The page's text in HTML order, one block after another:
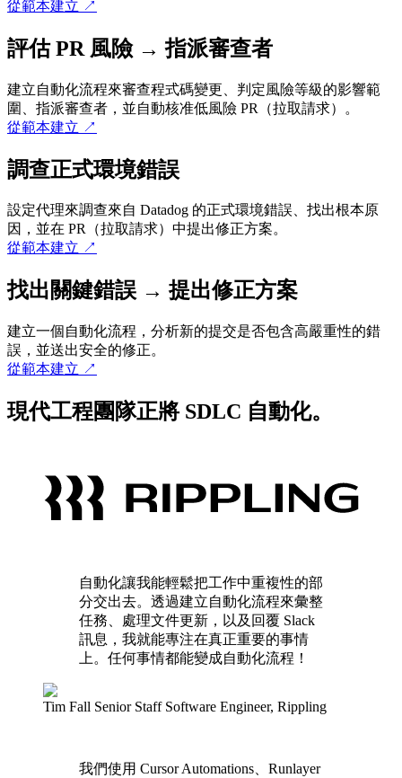
從範本建立 ↗
評估 PR 風險 → 指派審查者
建立自動化流程來審查程式碼變更、判定風險等級的影響範
圍、指派審查者，並自動核准低風險 PR（拉取請求）。
從範本建立 ↗
調查正式環境錯誤
設定代理來調查來自 Datadog 的正式環境錯誤、找出根本原
因，並在 PR（拉取請求）中提出修正方案。
從範本建立 ↗
找出關鍵錯誤 → 提出修正方案
建立一個自動化流程，分析新的提交是否包含高嚴重性的錯
誤，並送出安全的修正。
從範本建立 ↗
現代工程團隊正將 SDLC 自動化。
自動化讓我能輕鬆把工作中重複性的部
分交出去。透過建立自動化流程來彙整
任務、處理文件更新，以及回覆 Slack
訊息，我就能專注在真正重要的事情
上。任何事情都能變成自動化流程！
Tim Fall Senior Staff Software Engineer, Rippling
我們使用 Cursor Automations、Runlayer